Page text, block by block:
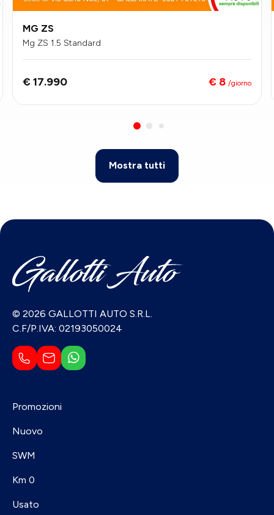
MG ZS
Mg ZS 1.5 Standard
€ 17.990 € 8 /giorno
Mostra tutti
© 2026 GALLOTTI AUTO S.R.L.
C.F/P.IVA: 02193050024
Promozioni
Nuovo
SWM
Km 0
Usato